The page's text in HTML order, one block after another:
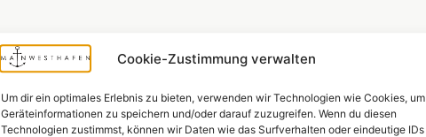
Cookie-Zustimmung verwalten
Um dir ein optimales Erlebnis zu bieten, verwenden wir Technologien wie Cookies, um
Geräteinformationen zu speichern und/oder darauf zuzugreifen. Wenn du diesen
Technologien zustimmst, können wir Daten wie das Surfverhalten oder eindeutige IDs